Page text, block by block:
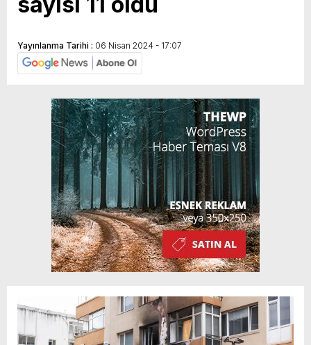
Yayınlanma Tarihi : 06 Nisan 2024 - 17:07